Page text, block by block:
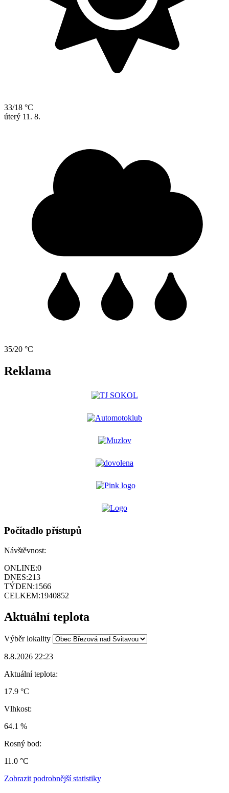
33/18 °C
úterý 11. 8.
35/20 °C
Reklama
Počítadlo přístupů
Návštěvnost:
ONLINE:0
DNES:213
TÝDEN:1566
CELKEM:1940852
Aktuální teplota
Výběr lokality
8.8.2026 22:23
Aktuální teplota:
17.9 °C
Vlhkost:
64.1 %
Rosný bod:
11.0 °C
Zobrazit podrobnější statistiky